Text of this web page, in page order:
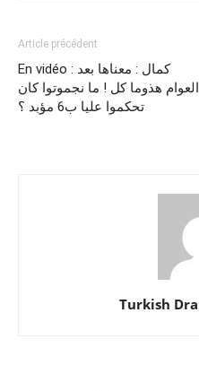
Article précédent
En vidéo : كمال : معناها بعد
العوام هذوما كل ! ما نجموتوا كان
تحكموا عليا ب6 مؤبد ؟